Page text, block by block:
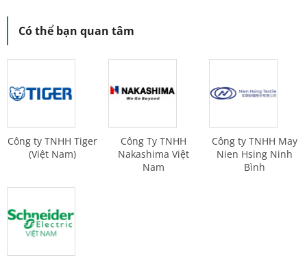
Có thể bạn quan tâm
Công ty TNHH Tiger
(Việt Nam)
Công Ty TNHH
Nakashima Việt
Nam
Công ty TNHH May
Nien Hsing Ninh
Bình